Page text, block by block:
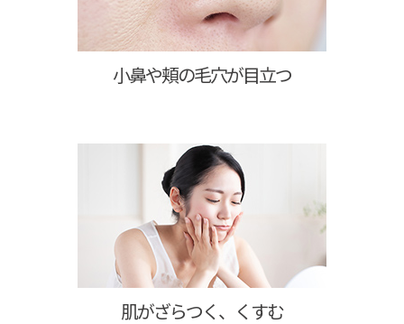
小鼻や頬の毛穴が目立つ
肌がざらつく、くすむ